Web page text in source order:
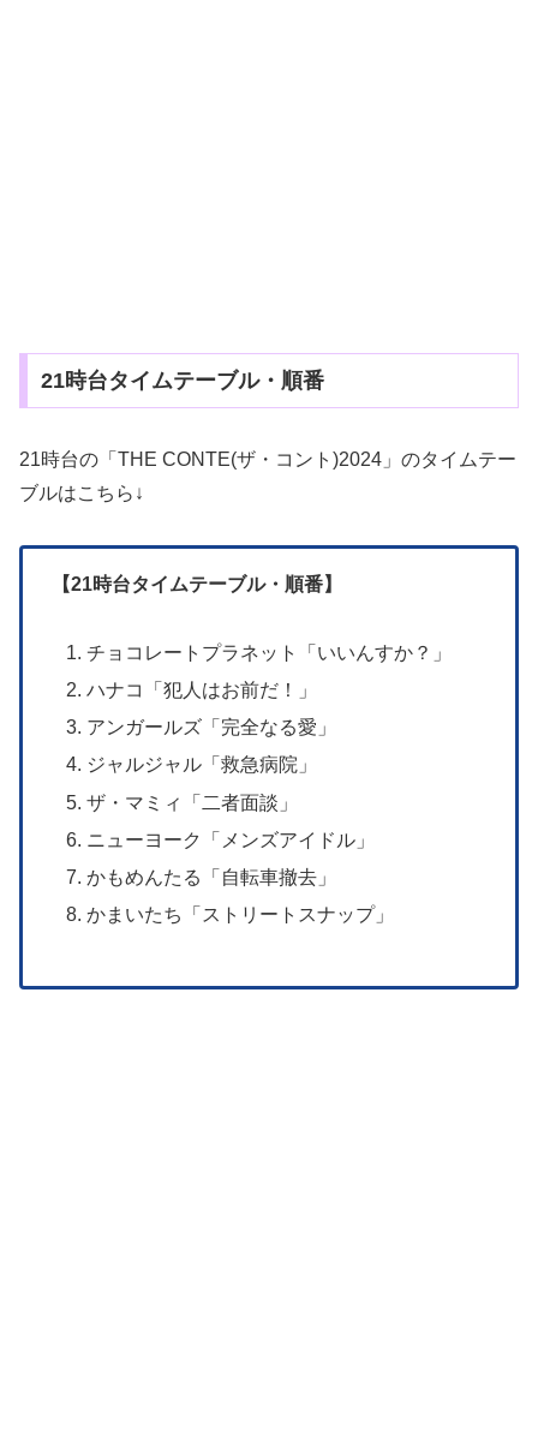
21時台タイムテーブル・順番
21時台の「THE CONTE(ザ・コント)2024」のタイムテー
ブルはこちら↓
【21時台タイムテーブル・順番】
チョコレートプラネット「いいんすか？」
ハナコ「犯人はお前だ！」
アンガールズ「完全なる愛」
ジャルジャル「救急病院」
ザ・マミィ「二者面談」
ニューヨーク「メンズアイドル」
かもめんたる「自転車撤去」
かまいたち「ストリートスナップ」